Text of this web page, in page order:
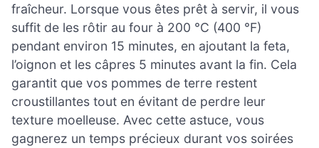
fraîcheur. Lorsque vous êtes prêt à servir, il vous
suffit de les rôtir au four à 200 °C (400 °F)
pendant environ 15 minutes, en ajoutant la feta,
l’oignon et les câpres 5 minutes avant la fin. Cela
garantit que vos pommes de terre restent
croustillantes tout en évitant de perdre leur
texture moelleuse. Avec cette astuce, vous
gagnerez un temps précieux durant vos soirées